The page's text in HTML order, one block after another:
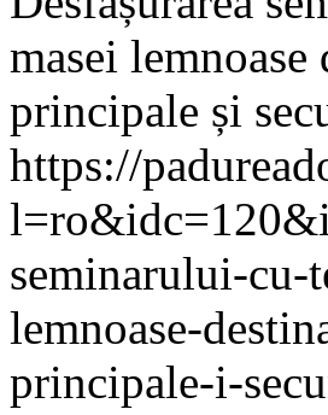
masei
principale și
https://
seminarului-cu-
lemnoase-
principale-i-